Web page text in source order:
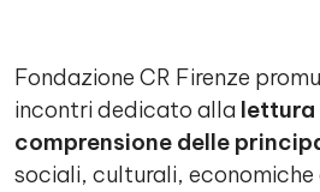
Fondazione CR Firenze
incontri dedicato alla lettura
comprensione delle
sociali, culturali,